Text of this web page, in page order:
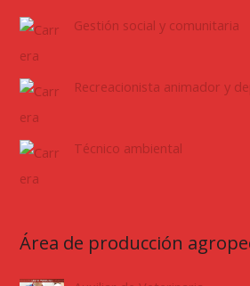
Gestión social y comunitaria
Recreacionista animador y
Técnico ambiental
Área de producción